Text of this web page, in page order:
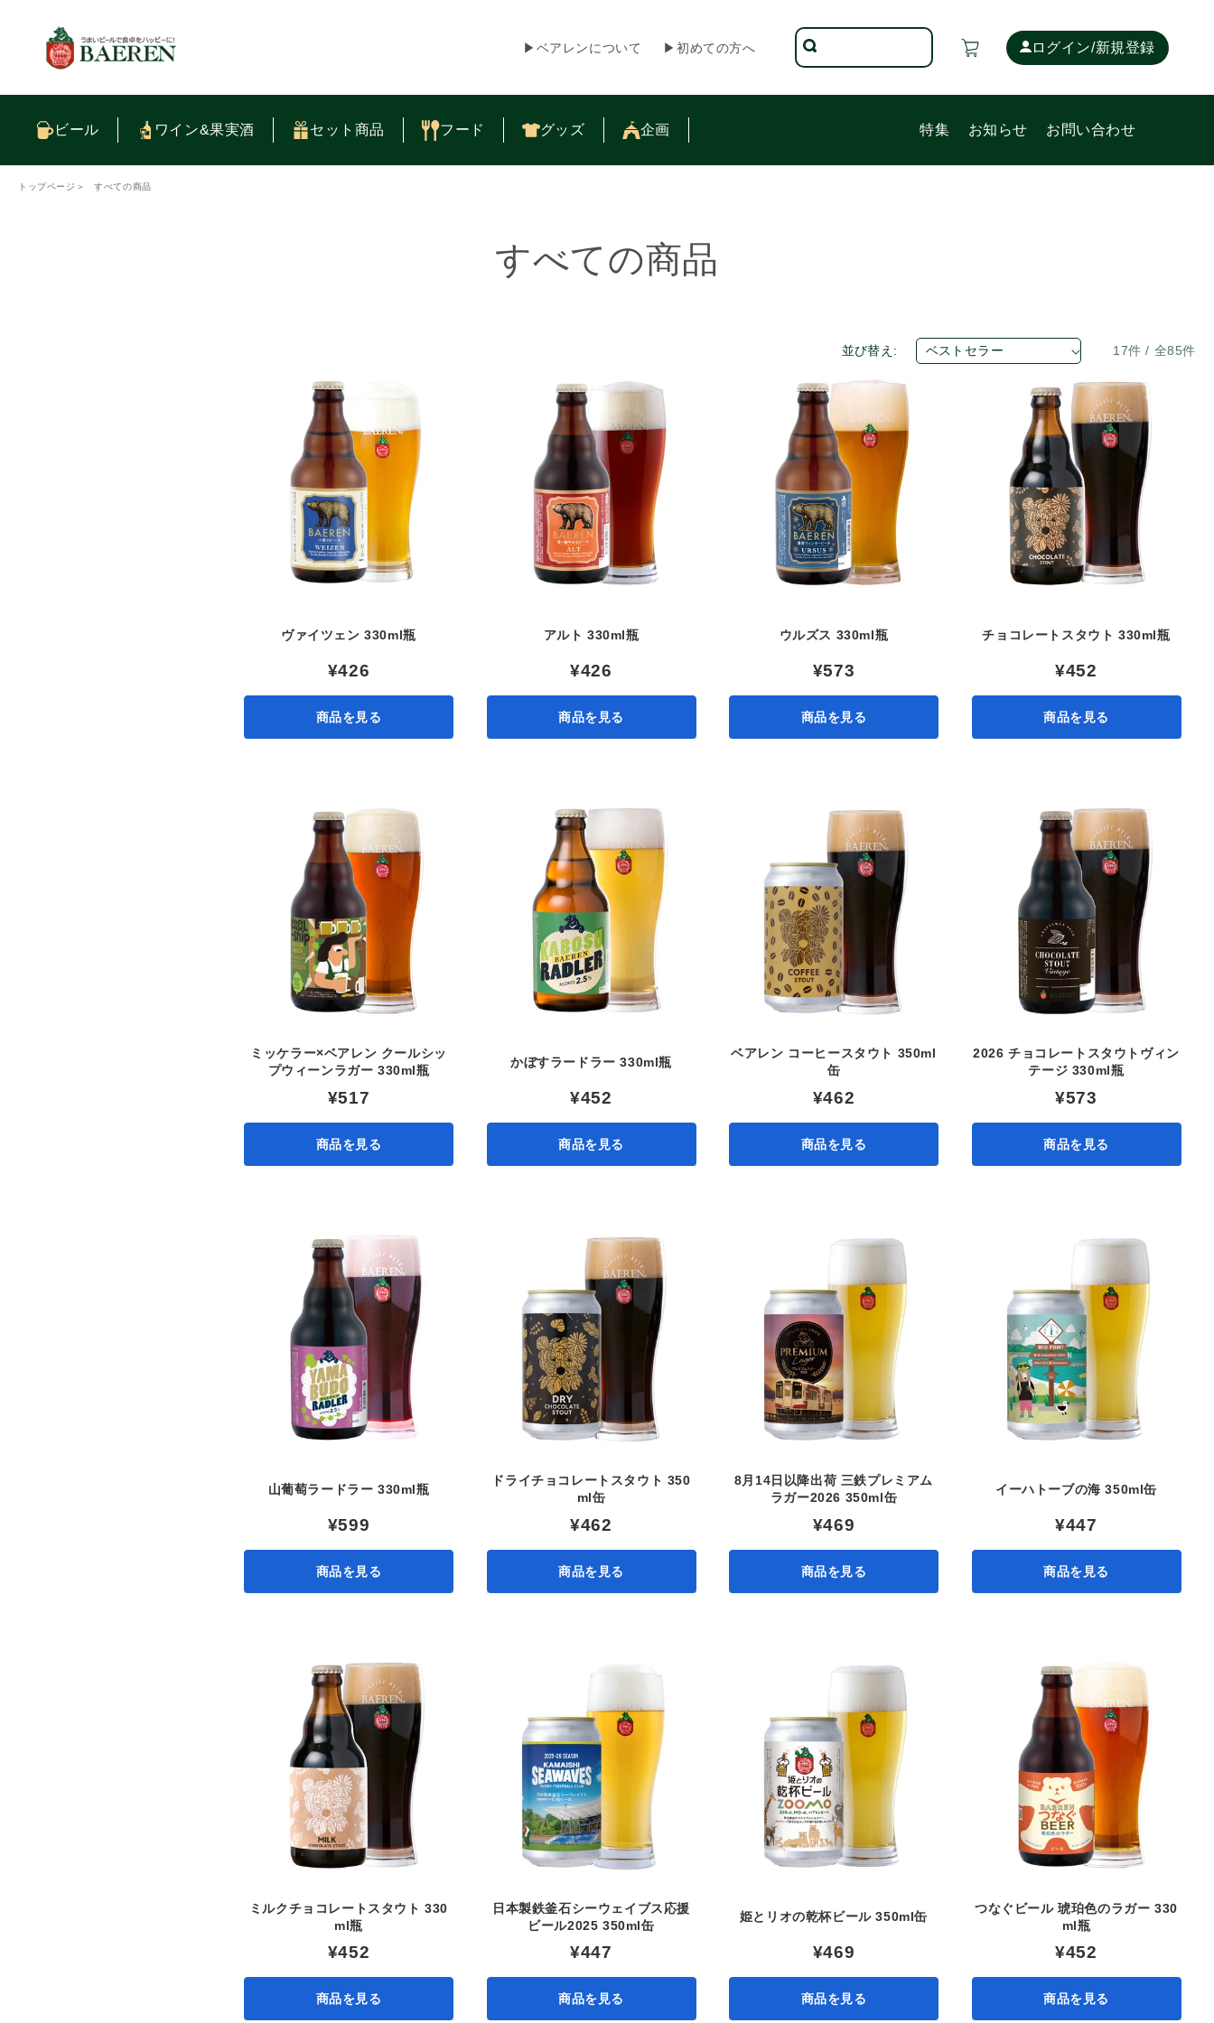
進む
▶︎ベアレンについて ▶︎初めての方へ
ー
ログイン/新規登録
ビール ワイン&果実酒 セット商品 フード グッズ 企画 特集 お知らせ お問い合わせ
トップページ ＞ すべての商品
コ
すべての商品
並び替え: 17件 / 全85件
ヴァイツェン 330ml瓶
¥426
商品を見る
アルト 330ml瓶
¥426
商品を見る
ウルズス 330ml瓶
¥573
商品を見る
チョコレートスタウト 330ml瓶
¥452
商品を見る
ミッケラー×ベアレン クールシッ
プウィーンラガー 330ml瓶
¥517
商品を見る
かぼすラードラー 330ml瓶
¥452
商品を見る
ベアレン コーヒースタウト 350ml
缶
¥462
商品を見る
2026 チョコレートスタウトヴィン
テージ 330ml瓶
¥573
商品を見る
山葡萄ラードラー 330ml瓶
¥599
商品を見る
ドライチョコレートスタウト 350
ml缶
¥462
商品を見る
8月14日以降出荷 三鉄プレミアム
ラガー2026 350ml缶
¥469
商品を見る
イーハトーブの海 350ml缶
¥447
商品を見る
ミルクチョコレートスタウト 330
ml瓶
¥452
商品を見る
日本製鉄釜石シーウェイブス応援
ビール2025 350ml缶
¥447
商品を見る
姫とリオの乾杯ビール 350ml缶
¥469
商品を見る
つなぐビール 琥珀色のラガー 330
ml瓶
¥452
商品を見る